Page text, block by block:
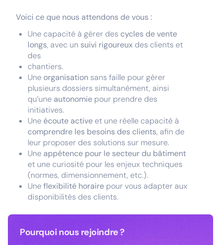
Voici ce que nous attendons de vous :
Une capacité à gérer des cycles de vente
longs, avec un suivi rigoureux des clients et
des
chantiers.
Une organisation sans faille pour gérer
plusieurs dossiers simultanément, ainsi
qu’une autonomie pour prendre des
initiatives.
Une écoute active et une réelle capacité à
comprendre les besoins des clients, afin de
leur proposer des solutions sur mesure.
Une appétence pour le secteur du bâtiment
et une curiosité pour les enjeux techniques
(normes, dimensionnement, etc.).
Uneflexibilité horaire pour vous adapter aux
disponibilités des clients.
Pourquoi nous rejoindre ?